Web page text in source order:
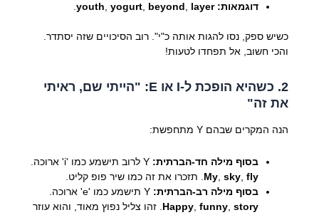
דוגמאות: youth ,yogurt beyond layer
.
כשיש ספק, נסו להגות אותה כ"י". רוב הסיכויים שזה יסתדר.
והכי חשוב, אל תפחדו לטעות!
2. כשהיא הופכת ל-I או E: "הייתי שם, ראיתי
את זה"
הנה המקרים שבהם Y מתחפשת:
בסוף מילה חד-הברתית:
My,sky,fly
. תזכרו את זה כמו שיר פופ קליט.
בסוף מילה רב-הברתית:
Happy,funny,story
. זהו צליל נפוץ מאוד, והוא עוזר